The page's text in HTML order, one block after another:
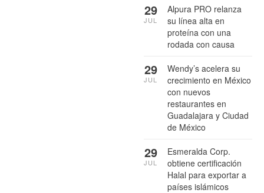
Alpura PRO relanza
su línea alta en
proteína con una
rodada con causa
29
JUL
Wendy’s acelera su
crecimiento en México
con nuevos
restaurantes en
Guadalajara y Ciudad
de México
29
JUL
Esmeralda Corp.
obtiene certificación
Halal para exportar a
países islámicos
29
JUL